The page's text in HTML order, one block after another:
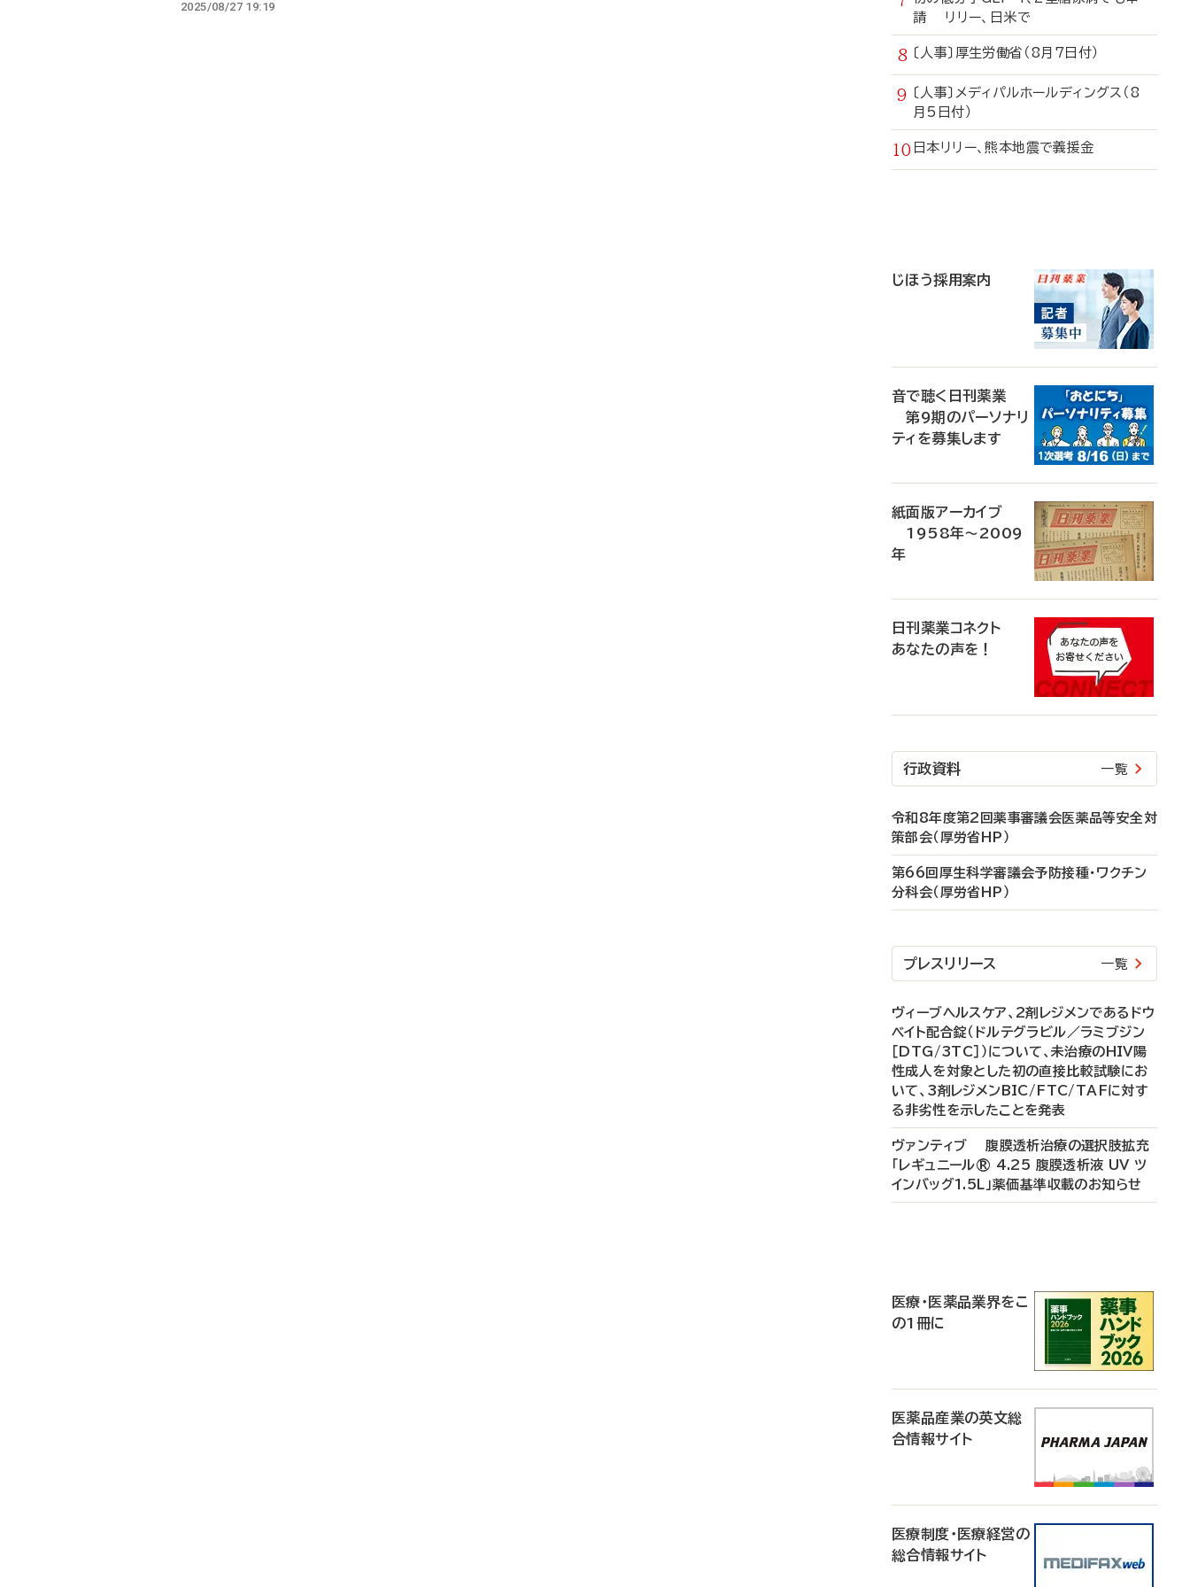
2025/08/27 19:19
請 リリー、日米で
〔人事〕厚生労働省（8月7日付）
〔人事〕メディパルホールディングス（8
月5日付）
日本リリー、熊本地震で義援金
じほう採用案内
音で聴く日刊薬業
第9期のパーソナリ
ティを募集します
紙面版アーカイブ
1958年～2009
年
日刊薬業コネクト
あなたの声を！
行政資料 一覧
令和8年度第2回薬事審議会医薬品等安全対
策部会（厚労省HP）
第66回厚生科学審議会予防接種・ワクチン
分科会（厚労省HP）
プレスリリース 一覧
ヴィーブヘルスケア、2剤レジメンであるドウ
ベイト配合錠（ドルテグラビル／ラミブジン
［DTG/3TC］）について、未治療のHIV陽
性成人を対象とした初の直接比較試験にお
いて、3剤レジメンBIC/FTC/TAFに対す
る非劣性を示したことを発表
ヴァンティブ 腹膜透析治療の選択肢拡充
「レギュニール® 4.25 腹膜透析液 UV ツ
インバッグ1.5L」薬価基準収載のお知らせ
医療・医薬品業界をこ
の1冊に
医薬品産業の英文総
合情報サイト
医療制度・医療経営の
総合情報サイト